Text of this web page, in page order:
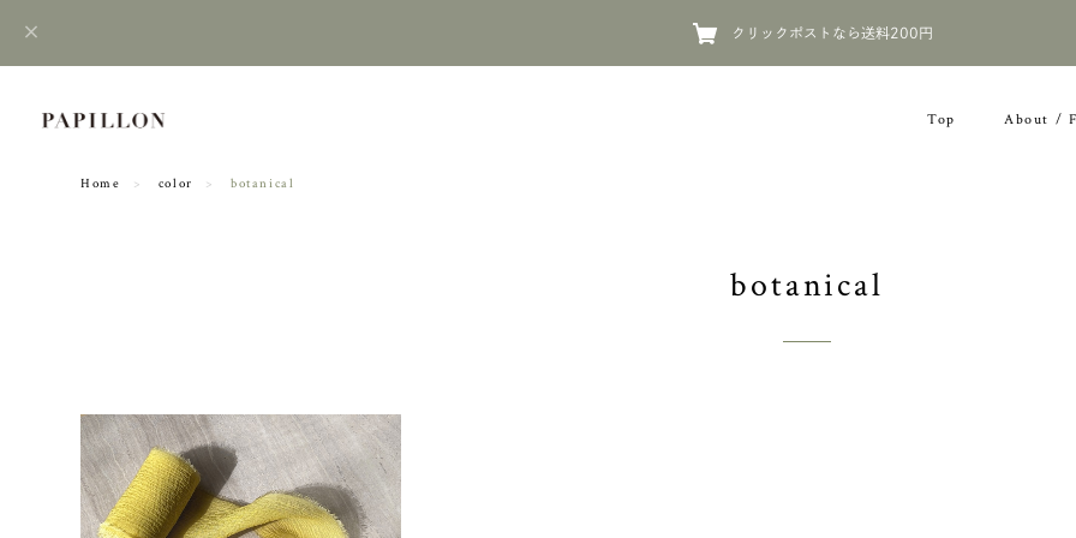
クリックポストなら送料200円
Top About /
Home color botanical
botanical